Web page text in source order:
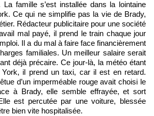
famille s’est installée dans la lointaine
Ce qui ne simplifie pas la vie de Brady,
Rédacteur publicitaire pour une société
mal payé, il prend le train chaque jour
Il a du mal à faire face financièrement
familiales. Un meilleur salaire serait
déjà précaire. Ce jour-là, la météo étant
il prend un taxi, car il est en retard.
d’un imperméable rouge avait choisi le
à Brady, elle semble effrayée, et sort
est percutée par une voiture, blessée
bien vite hospitalisée.